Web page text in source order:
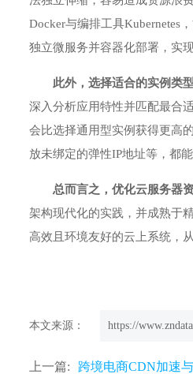
Docker与编排工具Kubernetes
独立微服务并容器化部署，实
此外，选择适合的实例类
深入分析应用特性并匹配最合
会比选择通用型实例获得更高
放未绑定的弹性IP地址等，都
总而言之，优化云服务器
架构现代化的实践，并成熟于
高效且环境友好的云上系统，
本文来源： https://
上一篇: 跨境电商CDN加速